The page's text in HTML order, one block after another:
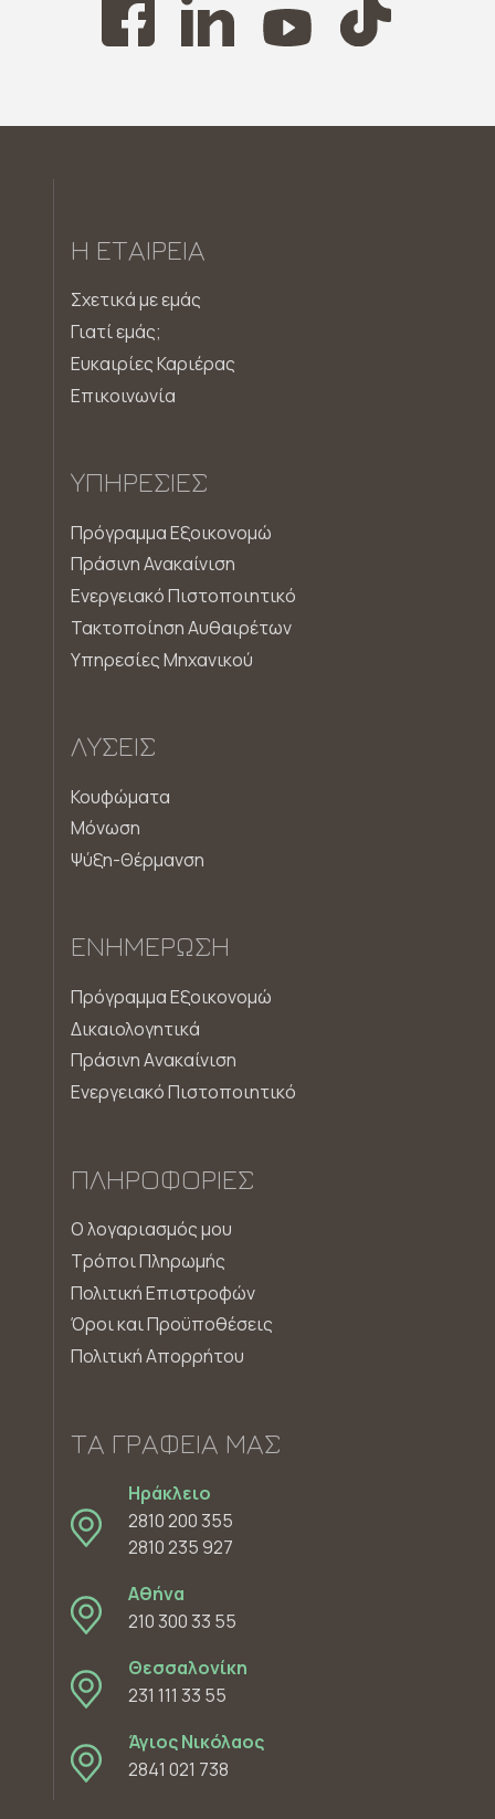
Η ΕΤΑΙΡΕΊΑ
Σχετικά με εμάς
Γιατί εμάς;
Ευκαιρίες Καριέρας
Επικοινωνία
ΥΠΗΡΕΣΊΕΣ
Πρόγραμμα Εξοικονομώ
Πράσινη Ανακαίνιση
Ενεργειακό Πιστοποιητικό
Τακτοποίηση Αυθαιρέτων
Υπηρεσίες Μηχανικού
ΛΎΣΕΙΣ
Κουφώματα
Μόνωση
Ψύξη-Θέρμανση
ΕΝΗΜΈΡΩΣΗ
Πρόγραμμα Εξοικονομώ
Δικαιολογητικά
Πράσινη Aνακαίνιση
Ενεργειακό Πιστοποιητικό
ΠΛΗΡΟΦΟΡΊΕΣ
Ο λογαριασμός μου
Τρόποι Πληρωμής
Πολιτική Επιστροφών
Όροι και Προϋποθέσεις
Πολιτική Απορρήτου
ΤΑ ΓΡΑΦΕΊΑ ΜΑΣ
Ηράκλειο
2810 200 355
2810 235 927
Αθήνα
210 300 33 55
Θεσσαλονίκη
231 111 33 55
Άγιος Νικόλαος
2841 021 738